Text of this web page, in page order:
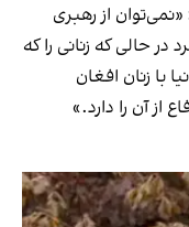
از رهبری
حالی که زنانی را که
با زنان افغان
از آن را دارد.»